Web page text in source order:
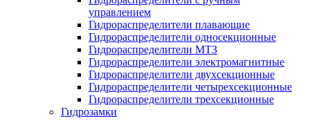
управлением
Гидрораспределители плавающие
Гидрораспределители односекционные
Гидрораспределители МТЗ
Гидрораспределители электромагнитные
Гидрораспределители двухсекционные
Гидрораспределители четырехсекционные
Гидрораспределители трехсекционные
Гидрозамки